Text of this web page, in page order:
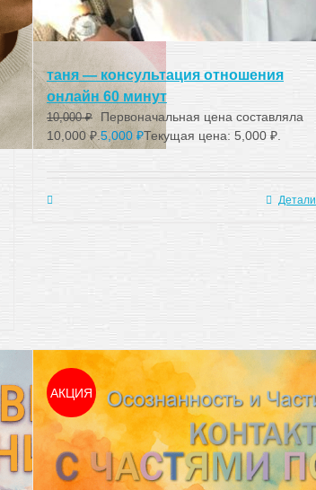
таня — консультация отношения
онлайн 60 минут
10,000₽
Первоначальная цена составляла
10,000 ₽.5,000 ₽Текущая цена: 5,000 ₽.
Детали
АКЦИЯ